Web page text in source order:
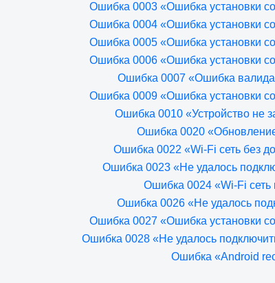
Ошибка 0003 «Ошибка установки
Ошибка 0004 «Ошибка установки
Ошибка 0005 «Ошибка установки
Ошибка 0006 «Ошибка установки
Ошибка 0007 «Ошибка
Ошибка 0009 «Ошибка установки
Ошибка 0010 «Устройство не
Ошибка 0020
Ошибка 0022 «Wi-Fi сеть без
Ошибка 0023 «Не удалось
Ошибка 0024 «Wi-Fi сеть
Ошибка 0026 «Не удалось
Ошибка 0027 «Ошибка установки
Ошибка 0028 «Не удалось
Ошибка «Android